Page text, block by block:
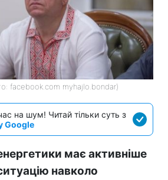
facebook.com myhajlo.bondar)
на шум! Читай тільки суть з
Google
має активніше
навколо